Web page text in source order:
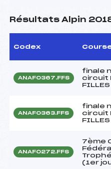
Résultats Alpin
Codex
ANAF0367.FFS
finale
circuit
FILLES
ANAF0363.FFS
finale
circuit
FILLES
ANAF0272.FFS
7ème
(1er